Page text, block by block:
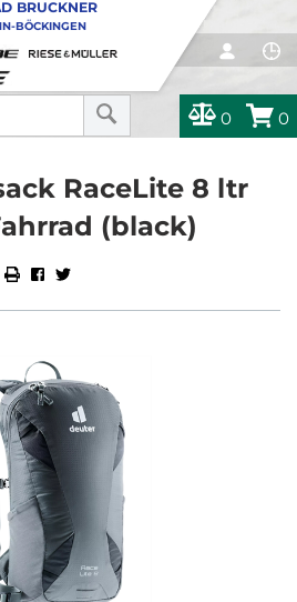
0 0
BRUCKNER
BÖCKINGEN
RaceLite 8 ltr
(black)